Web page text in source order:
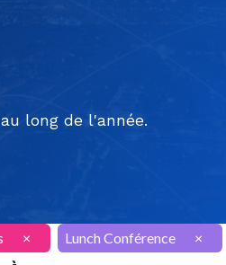
long de l'année.
× Lunch Conférence ×